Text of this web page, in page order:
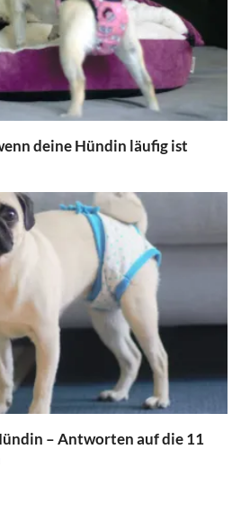
deine Hündin läufig ist
– Antworten auf die 11